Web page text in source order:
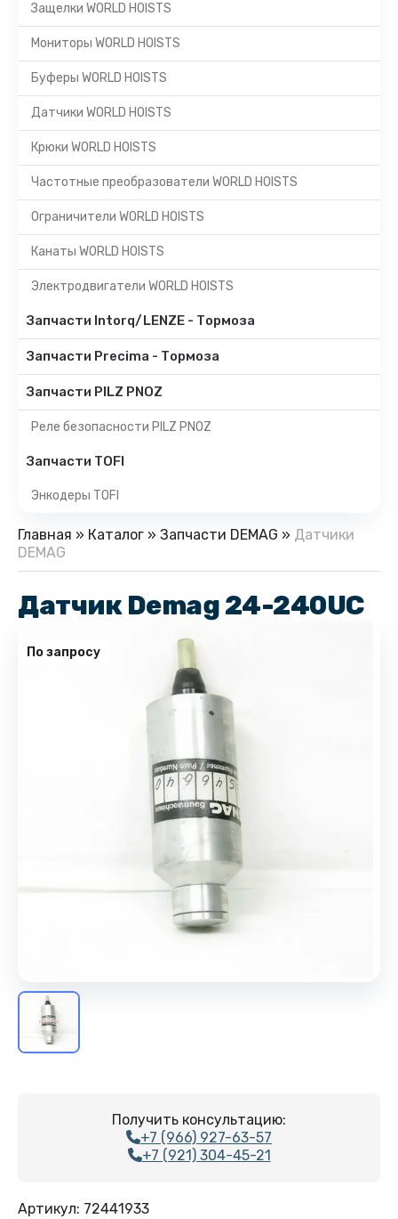
Защелки WORLD HOISTS
Мониторы WORLD HOISTS
Буферы WORLD HOISTS
Датчики WORLD HOISTS
Крюки WORLD HOISTS
Частотные преобразователи WORLD HOISTS
Ограничители WORLD HOISTS
Канаты WORLD HOISTS
Электродвигатели WORLD HOISTS
Запчасти Intorq/LENZE - Тормоза
Запчасти Precima - Тормоза
Запчасти PILZ PNOZ
Реле безопасности PILZ PNOZ
Запчасти TOFI
Энкодеры TOFI
Главная » Каталог » Запчасти DEMAG » Датчики
DEMAG
Датчик Demag 24-240UC
По запросу
Получить консультацию:
+7 (966) 927-63-57
+7 (921) 304-45-21
Артикул: 72441933